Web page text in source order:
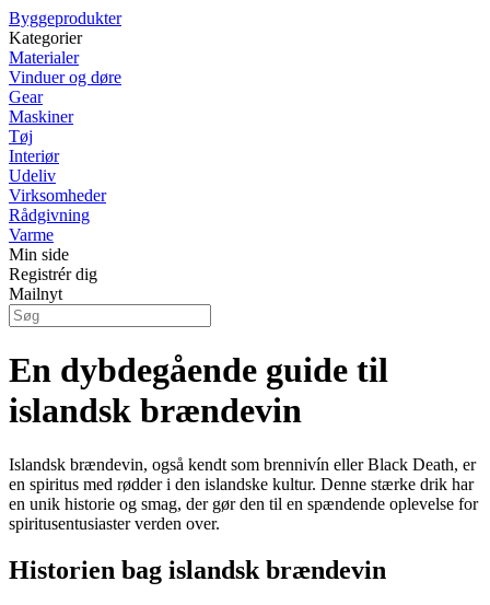
Byggeprodukter
Kategorier
Materialer
Vinduer og døre
Gear
Maskiner
Tøj
Interiør
Udeliv
Virksomheder
Rådgivning
Varme
Min side
Registrér dig
Mailnyt
En dybdegående guide til
islandsk brændevin
Islandsk brændevin, også kendt som brennivín eller Black Death, er
en spiritus med rødder i den islandske kultur. Denne stærke drik har
en unik historie og smag, der gør den til en spændende oplevelse for
spiritusentusiaster verden over.
Historien bag islandsk brændevin